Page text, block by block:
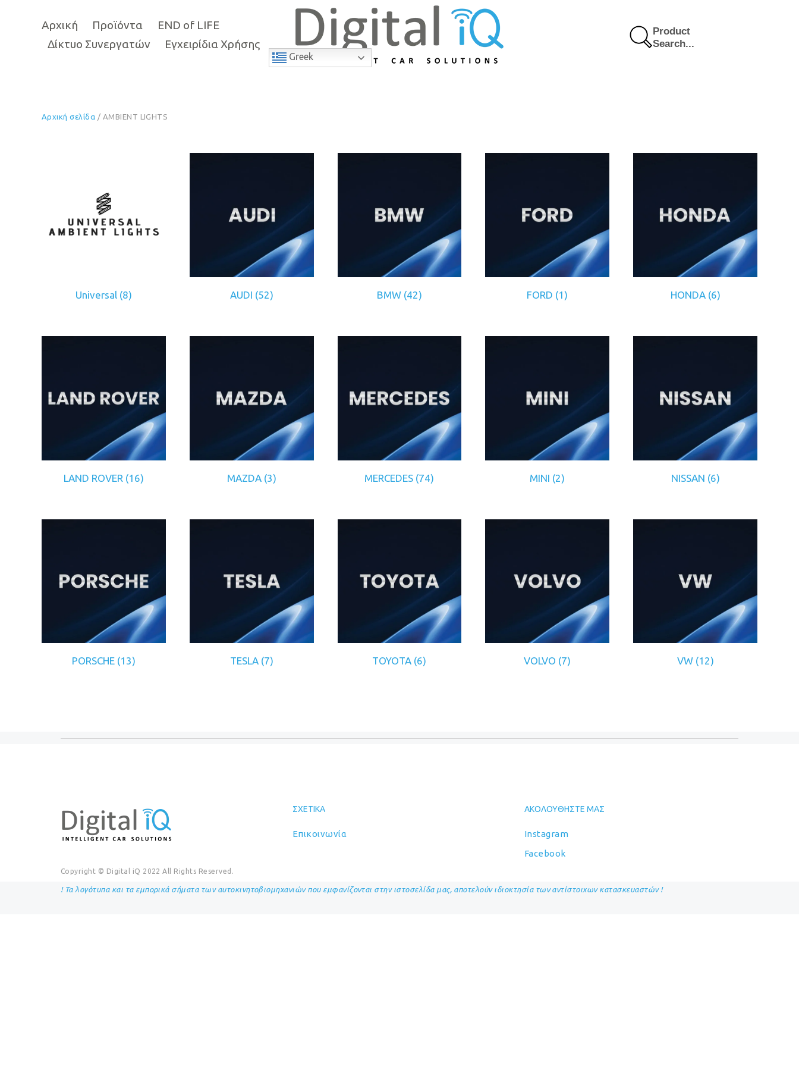
Αρχική Προϊόντα
END of LIFE
Δίκτυο Συνεργατών
Εγχειρίδια Χρήσης
Greek
Product
Search...
Αρχική σελίδα / AMBIENT LIGHTS
Universal (8) AUDI (52) BMW (42) FORD (1) HONDA (6)
LAND ROVER (16) MAZDA (3) MERCEDES (74) MINI (2) NISSAN (6)
PORSCHE (13) TESLA (7) TOYOTA (6) VOLVO (7) VW (12)
Copyright © Digital iQ 2022 All Rights Reserved.
ΣΧΕΤΙΚΆ
Επικοινωνία
ΑΚΟΛΟΥΘΉΣΤΕ ΜΑΣ
Instagram
Facebook
! Τα λογότυπα και τα εμπορικά σήματα των αυτοκινητοβιομηχανιών που εμφανίζονται στην ιστοσελίδα μας, αποτελούν ιδιοκτησία των αντίστοιχων κατασκευαστών !